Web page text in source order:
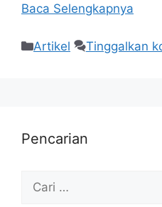
Baca Selengkapnya
Artikel Tinggalkan
Pencarian